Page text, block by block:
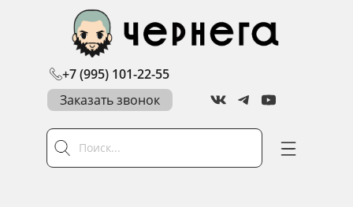
+7 (995) 101-22-55
Заказать звонок